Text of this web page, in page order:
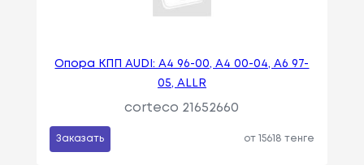
Опора КПП AUDI: A4 96-00, A4 00-04, A6 97-
05, ALLR
corteco 21652660
Заказать от 15618 тенге